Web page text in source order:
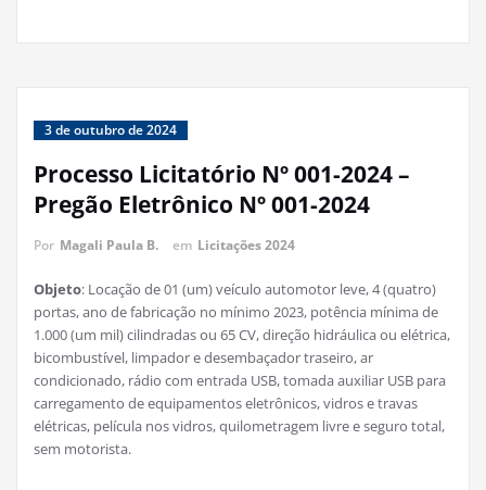
3 de outubro de 2024
Processo Licitatório Nº 001-2024 –
Pregão Eletrônico Nº 001-2024
Por Magali Paula B. em Licitações 2024
Objeto: Locação de 01 (um) veículo automotor leve, 4 (quatro)
portas, ano de fabricação no mínimo 2023, potência mínima de
1.000 (um mil) cilindradas ou 65 CV, direção hidráulica ou elétrica,
bicombustível, limpador e desembaçador traseiro, ar
condicionado, rádio com entrada USB, tomada auxiliar USB para
carregamento de equipamentos eletrônicos, vidros e travas
elétricas, película nos vidros, quilometragem livre e seguro total,
sem motorista.